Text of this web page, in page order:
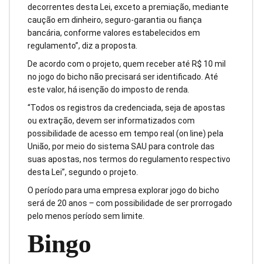
decorrentes desta Lei, exceto a premiação, mediante
caução em dinheiro, seguro-garantia ou fiança
bancária, conforme valores estabelecidos em
regulamento”, diz a proposta.
De acordo com o projeto, quem receber até R$ 10 mil
no jogo do bicho não precisará ser identificado. Até
este valor, há isenção do imposto de renda.
“Todos os registros da credenciada, seja de apostas
ou extração, devem ser informatizados com
possibilidade de acesso em tempo real (on line) pela
União, por meio do sistema SAU para controle das
suas apostas, nos termos do regulamento respectivo
desta Lei”, segundo o projeto.
O período para uma empresa explorar jogo do bicho
será de 20 anos – com possibilidade de ser prorrogado
pelo menos período sem limite.
Bingo